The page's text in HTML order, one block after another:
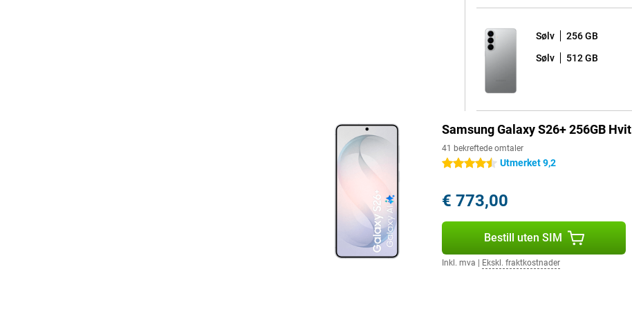
oppdateringer og syv år med sikkerhetsoppdateringer. Dette betyr at enheten din vil være trygg og
oppdatert i mange år fremover. Nye Android-funksjoner og endringer i grensesnittet får du
automatisk. Og regelmessige sikkerhetsoppdateringer holder hackere og ondsinnede apper på
Sølv 256 GB
Sølv 512 GB
Samsung Galaxy S26+ 256GB Hvit
41 bekreftede omtaler
4.5 stjernerUtmerket 9,2
€ 773,00
Bestill uten SIM
Inkl. mva Ekskl. fraktkostnader